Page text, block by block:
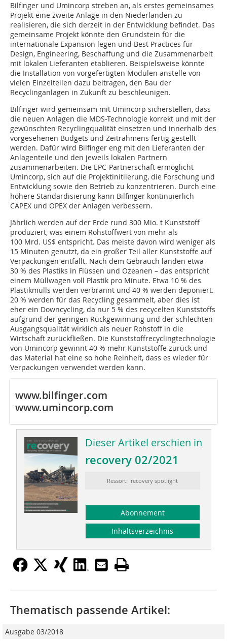
Bilfinger und Umincorp streben an, als erstes gemeinsames
Projekt eine zweite Anlage in den Niederlanden zu
realisieren, die sich derzeit in der Entwicklung befindet. Das
gemeinsame Projekt könnte den Grundstein für die
internationale Expansion legen und Best Practices für
Design, Engineering, Beschaffung und die Zusammenarbeit
mit lokalen Lieferanten etablieren. Beispielsweise könnte
die Installation von vorgefertigten Modulen anstelle von
vielen Einzelteilen dazu beitragen, den Bau der
Recyclinganlagen in Zukunft zu beschleunigen.
Bilfinger wird gemeinsam mit Umincorp sicherstellen, dass
die neuen Anlagen die MDS-Technologie korrekt und mit der
gewünschten Recyclingqualität einsetzen und innerhalb des
vorgesehenen Budgets und Zeitrahmens fertig gestellt
werden. Dafür wird Bilfinger eng mit den Lieferanten der
Anlagenteile und den jeweils lokalen Partnern
zusammenarbeiten. Die EPC-Partnerschaft ermöglicht
Umincorp, sich auf die Projektinitiierung, die Forschung und
Entwicklung sowie den Betrieb zu konzentrieren. Durch eine
höhere Standardisierung kann Bilfinger kontinuierlich
CAPEX und OPEX der Anlagen verbessern.
Jährlich werden auf der Erde rund 300 Mio. t Kunststoff
produziert, was einem Rohstoffwert von mehr als
100 Mrd. US$ entspricht. Das meiste davon wird weniger als
15 Minuten genutzt, da ein großer Teil aller Kunststoffe auf
Verpackungen entfällt. Nach dem Gebrauch landen etwa
30 % des Plastiks in Flüssen und Ozeanen – das entspricht
einem Müllwagen voll Plastik pro Minute. Etwa 10 % des
Plastikmülls werden verbrannt und 40 % werden deponiert.
20 % werden für das Recycling gesammelt, aber dies ist
eher ein Downcycling, da nur 5 % des recycelten Kunststoffs
aufgrund der geringen Rückgewinnung und der schlechten
Ausgangsqualität wirklich als neuer Rohstoff in die
Wirtschaft zurückfließen. Die Kunststoffrecyclingtechnologie
von Umincorp gewinnt 40 % mehr Kunststoffe zurück und
das Material hat eine so hohe Reinheit, dass es wieder für
Verpackungen verwendet werden kann.
www.bilfinger.com
www.umincorp.com
Dieser Artikel erschien in
recovery 02/2021
Ressort: recovery spotlight
Abonnement
Inhaltsverzeichnis
Thematisch passende Artikel:
Ausgabe 03/2018